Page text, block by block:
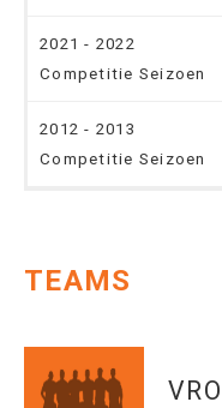
2021 - 2022
Competitie Seizoen
2012 - 2013
Competitie Seizoen
TEAMS